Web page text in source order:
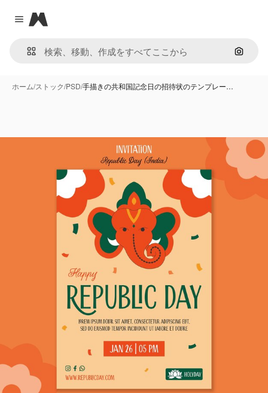
Close menu
Magnific
画像で
ホーム/ストック/PSD/手描きの共和国記念日の招待状のテンプレー…